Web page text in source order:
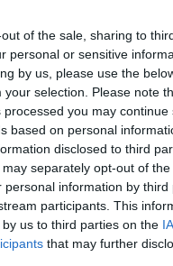
of the sale, sharing to
personal or sensitive
by us, please use the
your selection. Please note
you may continue
based on personal
disclosed to third
separately opt-out of
personal information by third
participants. This
us to third parties on the
that may further
és értesülj a friss
Követem